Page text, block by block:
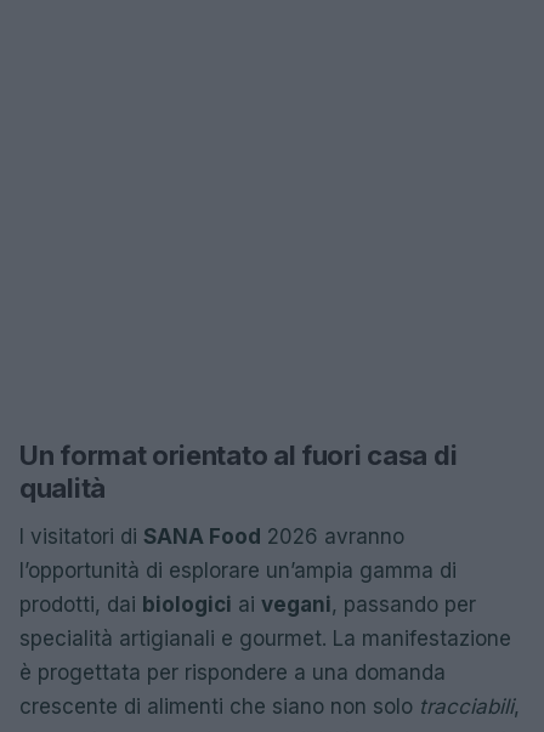
Un format orientato al fuori casa di
qualità
I visitatori di SANA Food 2026 avranno
l’opportunità di esplorare un’ampia gamma di
prodotti, dai biologici ai vegani, passando per
specialità artigianali e gourmet. La manifestazione
è progettata per rispondere a una domanda
crescente di alimenti che siano non solo tracciabili,